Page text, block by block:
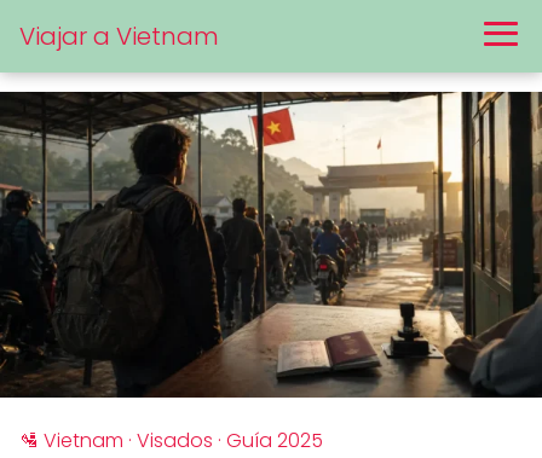
Viajar a Vietnam
🛂 Vietnam · Visados · Guía 2025